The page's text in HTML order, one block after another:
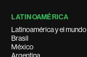
LATINOAMÉRICA
Latinoamérica y el mundo
Brasil
México